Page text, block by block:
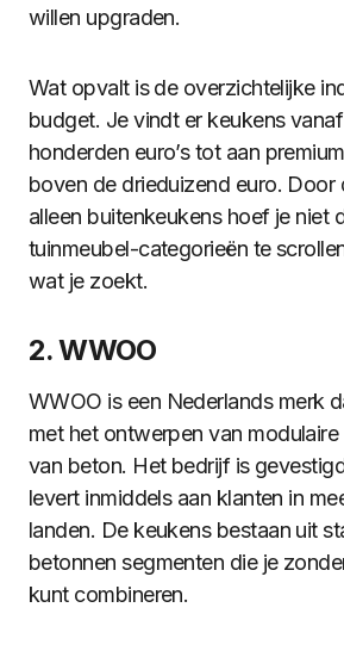
willen upgraden.
Wat opvalt is de overzichtelijke
budget. Je vindt er keukens
honderden euro’s tot aan
boven de drieduizend euro. Door
alleen buitenkeukens hoef je niet
tuinmeubel-categorieën te
wat je zoekt.
2. WWOO
WWOO is een Nederlands merk
met het ontwerpen van
van beton. Het bedrijf is
levert inmiddels aan klanten in
landen. De keukens bestaan uit
betonnen segmenten die je
kunt combineren.